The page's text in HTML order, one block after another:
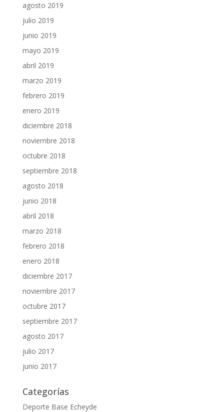
agosto 2019
julio 2019
junio 2019
mayo 2019
abril 2019
marzo 2019
febrero 2019
enero 2019
diciembre 2018
noviembre 2018
octubre 2018
septiembre 2018
agosto 2018
junio 2018
abril 2018
marzo 2018
febrero 2018
enero 2018
diciembre 2017
noviembre 2017
octubre 2017
septiembre 2017
agosto 2017
julio 2017
junio 2017
Categorías
Deporte Base Echeyde